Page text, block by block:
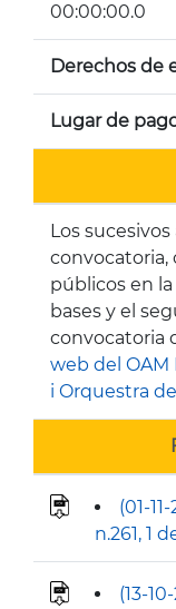
00:00:00.0
Derechos de
Lugar de
Los
convocatoria,
públicos en
bases y el
convocatoria
web del OAM
i Orquestra
(01-
n.261, 1
(13-